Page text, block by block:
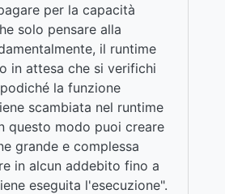
per la capacità
solo pensare alla
il runtime
in attesa che si verifichi
la funzione
scambiata nel runtime
questo modo puoi creare
grande e complessa
in alcun addebito fino a
eseguita l'esecuzione".